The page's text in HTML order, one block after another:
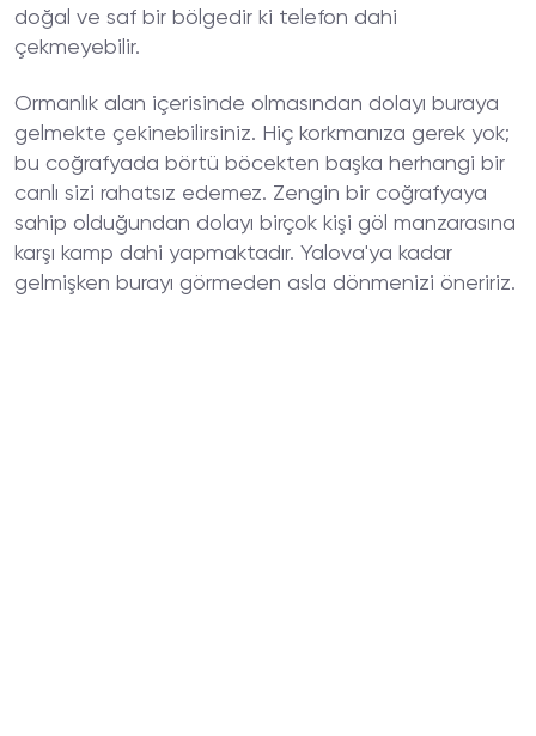
doğal ve saf bir bölgedir ki telefon dahi
çekmeyebilir.
Ormanlık alan içerisinde olmasından dolayı buraya
gelmekte çekinebilirsiniz. Hiç korkmanıza gerek yok;
bu coğrafyada börtü böcekten başka herhangi bir
canlı sizi rahatsız edemez. Zengin bir coğrafyaya
sahip olduğundan dolayı birçok kişi göl manzarasına
karşı kamp dahi yapmaktadır. Yalova'ya kadar
gelmişken burayı görmeden asla dönmenizi öneririz.